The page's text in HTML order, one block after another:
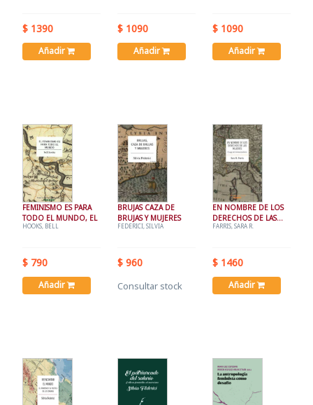
$ 1390
Añadir
$ 1090
Añadir
$ 1090
Añadir
FEMINISMO ES PARA
TODO EL MUNDO, EL
HOOKS, BELL
$ 790
Añadir
BRUJAS CAZA DE
BRUJAS Y MUJERES
FEDERICI, SILVIA
$ 960
Consultar stock
EN NOMBRE DE LOS
DERECHOS DE LAS
MUJERES
FARRIS, SARA R.
$ 1460
Añadir